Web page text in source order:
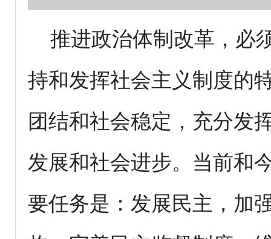
推进政治体制改革，必
持和发挥社会主义制度的
团结和社会稳定，充分发
发展和社会进步。当前和
要任务是：发展民主，加